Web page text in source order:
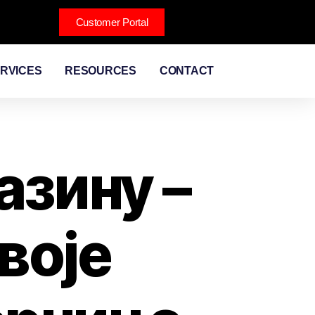
Customer Portal
RESOURCES CONTACT
–